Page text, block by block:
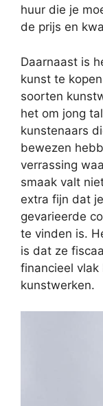
huur die je
de prijs en
Daarnaast is
kunst te
soorten
het om jong
kunstenaars
bewezen
verrassing
smaak valt
extra fijn dat
gevarieerde
te vinden is.
is dat ze
financieel
kunstwerken.